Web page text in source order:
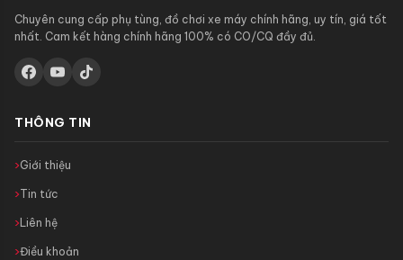
Chuyên cung cấp phụ tùng, đồ chơi xe máy chính hãng, uy tín, giá tốt
nhất. Cam kết hàng chính hãng 100% có CO/CQ đầy đủ.
THÔNG TIN
Giới thiệu
Tin tức
Liên hệ
Điều khoản